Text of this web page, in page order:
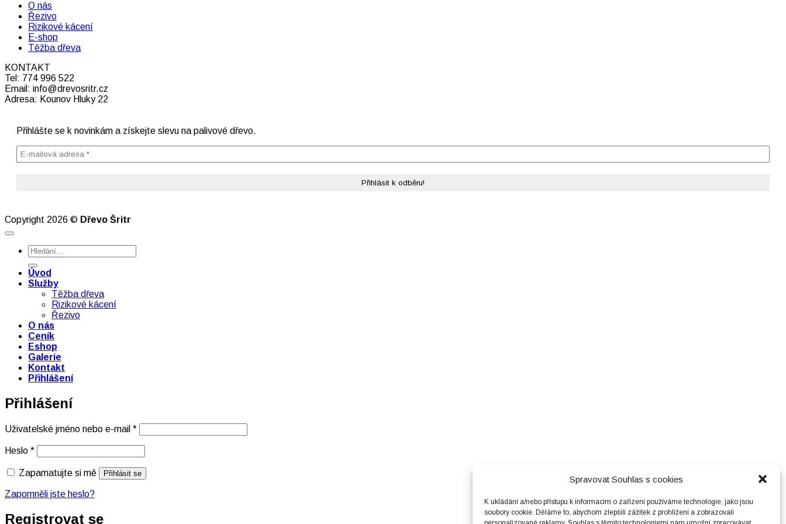
Spravovat Souhlas s cookies
K ukládání a/nebo přístupu k informacím o zařízení používáme technologie, jako jsou
soubory cookie. Děláme to, abychom zlepšili zážitek z prohlížení a zobrazovali
O nás
Řezivo
Rizikové kácení
E-shop
Těžba dřeva
KONTAKT
Tel: 774 996 522
Email: info@drevosritr.cz
Adresa: Kounov Hluky 22
Přihlášte se k novinkám a získejte slevu na palivové dřevo.
Copyright 2026 © Dřevo Šritr
Hledat:
Úvod
Služby
Těžba dřeva
Rizikové kácení
Řezivo
O nás
Ceník
Eshop
Galerie
Kontakt
Přihlášení
Přihlášení
Uživatelské jméno nebo e-mail *Povinné
Heslo *Povinné
Zapamatujte si mě Přihlásit se
Zapomněli jste heslo?
Registrovat se